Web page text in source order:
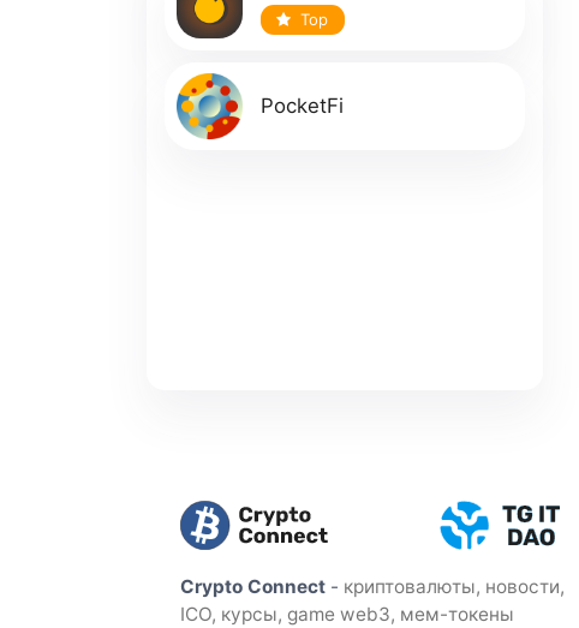
Top
PocketFi
Crypto Connect - криптовалюты, новости,
ICO, курсы, game web3, мем-токены